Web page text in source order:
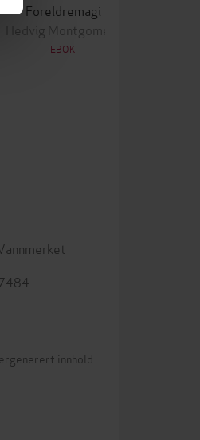
Foreldremagi
Hedvig Montgomery
EBOK
innhold